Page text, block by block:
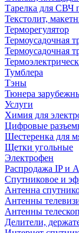
Тарелка для СВЧ
Текстолит,
Терморегулятор
Термоусадочная
Термоусадочная
Тумблера
Тэны
Тюнера
Услуги
Химия для
Цифровые
Шестеренка для
Щетки угольные
Электрофен
Распродажа IP и
Спутниковое и
Антенна
Антенны
Антенны
Делители,